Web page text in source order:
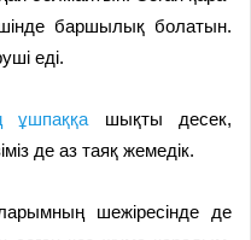
баршылық болатын.
еді.
ұшпаққа шықты десек,
де аз таяқ жемедік.
шежіресінде де